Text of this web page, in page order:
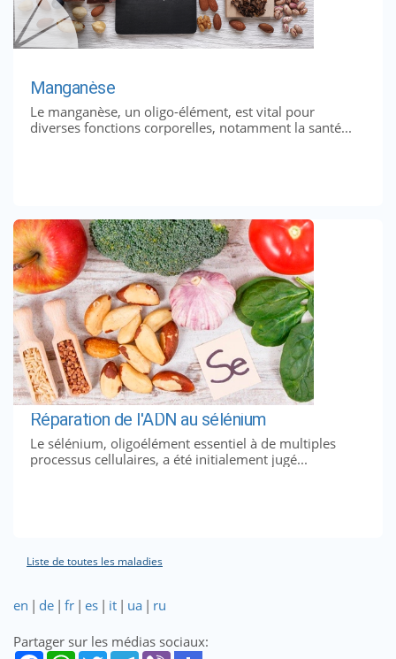
Manganèse
Le manganèse, un oligo-élément, est vital pour
diverses fonctions corporelles, notamment la santé...
Réparation de l'ADN au sélénium
Le sélénium, oligoélément essentiel à de multiples
processus cellulaires, a été initialement jugé...
Liste de toutes les maladies
en | de | fr | es | it | ua | ru
Partager sur les médias sociaux: